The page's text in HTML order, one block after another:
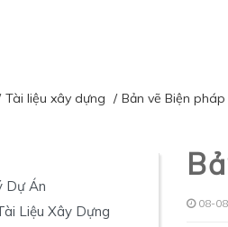
Tài liệu xây dựng Bản vẽ Biện
Dự Án
Liệu Xây Dựng
08-